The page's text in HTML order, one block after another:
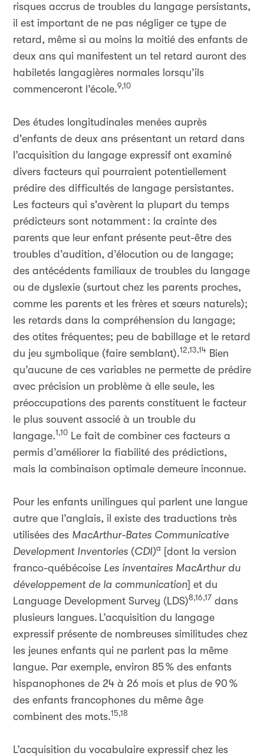
risques accrus de troubles du langage persistants,
il est important de ne pas négliger ce type de
retard, même si au moins la moitié des enfants de
deux ans qui manifestent un tel retard auront des
habiletés langagières normales lorsqu’ils
commenceront l’école.9,10
Des études longitudinales menées auprès
d'enfants de deux ans présentant un retard dans
l’acquisition du langage expressif ont examiné
divers facteurs qui pourraient potentiellement
prédire des difficultés de langage persistantes.
Les facteurs qui s'avèrent la plupart du temps
prédicteurs sont notamment : la crainte des
parents que leur enfant présente peut-être des
troubles d’audition, d’élocution ou de langage;
des antécédents familiaux de troubles du langage
ou de dyslexie (surtout chez les parents proches,
comme les parents et les frères et sœurs naturels);
les retards dans la compréhension du langage;
des otites fréquentes; peu de babillage et le retard
du jeu symbolique (faire semblant).12,13,14 Bien
qu’aucune de ces variables ne permette de prédire
avec précision un problème à elle seule, les
préoccupations des parents constituent le facteur
le plus souvent associé à un trouble du
langage.1,10 Le fait de combiner ces facteurs a
permis d’améliorer la fiabilité des prédictions,
mais la combinaison optimale demeure inconnue.
Pour les enfants unilingues qui parlent une langue
autre que l’anglais, il existe des traductions très
utilisées des MacArthur-Bates Communicative
Development Inventories (CDI)a [dont la version
franco-québécoise Les inventaires MacArthur du
développement de la communication] et du
Language Development Survey (LDS)8,16,17 dans
plusieurs langues. L’acquisition du langage
expressif présente de nombreuses similitudes chez
les jeunes enfants qui ne parlent pas la même
langue. Par exemple, environ 85% des enfants
hispanophones de 24 à 26 mois et plus de 90 %
des enfants francophones du même âge
combinent des mots.15,18
L’acquisition du vocabulaire expressif chez les